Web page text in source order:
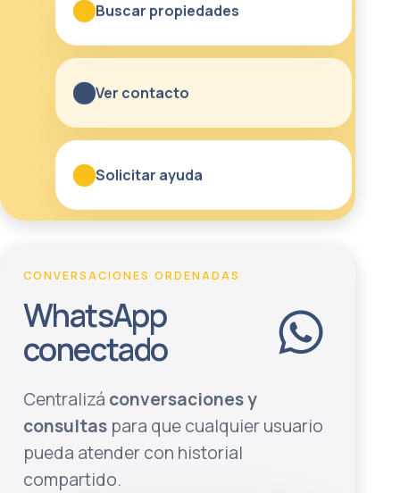
Buscar propiedades
Ver contacto
Solicitar ayuda
CONVERSACIONES ORDENADAS
WhatsApp
conectado
Centralizá conversaciones y
consultas para que cualquier usuario
pueda atender con historial
compartido.